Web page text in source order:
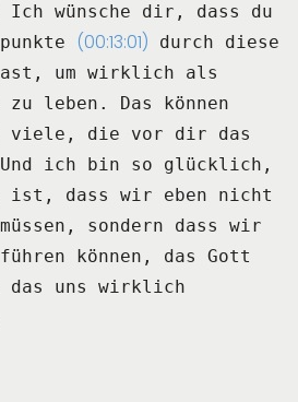
Ich wünsche dir,
dass du
(00:13:01)
durch diese
um wirklich als
leben.
Das können
viele,
die vor dir das
Und ich bin so glücklich,
ist,
dass wir eben nicht
sondern dass wir
können,
das Gott
das uns wirklich